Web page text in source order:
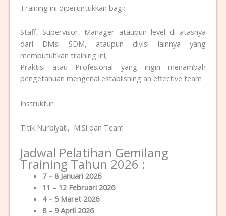
Training ini diperuntukkan bagi:
Staff, Supervisor, Manager ataupun level di atasnya
dari Divisi SDM, ataupun divisi lainnya yang
membutuhkan training ini;
Praktisi atau Profesional yang ingin menambah
pengetahuan mengenai establishing an effective team
Instruktur
Titik Nurbiyati, M.Si dan Team
Jadwal Pelatihan Gemilang
Training Tahun 2026 :
7 – 8 Januari 2026
11 – 12 Februari 2026
4 – 5 Maret 2026
8 – 9 April 2026